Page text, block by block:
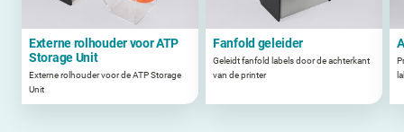
Externe rolhouder voor ATP
Storage Unit
Externe rolhouder voor de ATP Storage
Unit
Fanfold geleider
Geleidt fanfold labels door de achterkant
van de printer